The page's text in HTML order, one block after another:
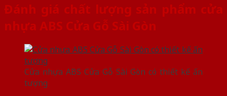
Đánh giá chất lượng sản phẩm cửa
nhựa ABS Cửa Gỗ Sài Gòn
Cửa nhựa ABS Cửa Gỗ Sài Gòn có thiết kế ấn
tượng